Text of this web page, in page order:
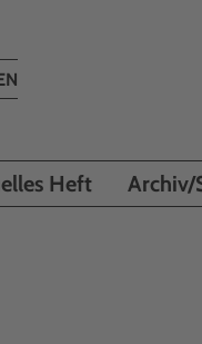
Heft Archiv/